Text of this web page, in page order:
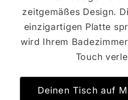
zeitgemäßes Design.
einzigartigen Platte
wird Ihrem
Touch
Deinen Tisch auf